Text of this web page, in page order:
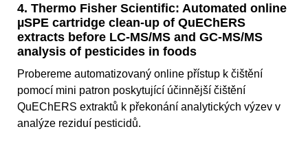
4. Thermo Fisher Scientific: Automated online
µSPE cartridge clean-up of QuEChERS
extracts before LC-MS/MS and GC-MS/MS
analysis of pesticides in foods
Probereme automatizovaný online přístup k čištění
pomocí mini patron poskytující účinnější čištění
QuEChERS extraktů k překonání analytických výzev v
analýze reziduí pesticidů.